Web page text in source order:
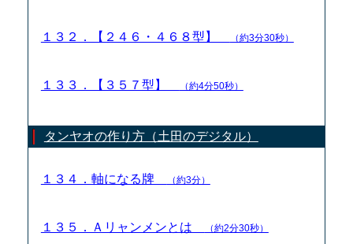
１３２．【２４６・４６８型】 （約3分30秒）
１３３．【３５７型】 （約4分50秒）
タンヤオの作り方（土田のデジタル）
１３４．軸になる牌 （約3分）
１３５．Ａリャンメンとは （約2分30秒）